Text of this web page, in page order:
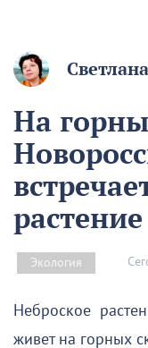
На
Экология
Неброское
живет на горных